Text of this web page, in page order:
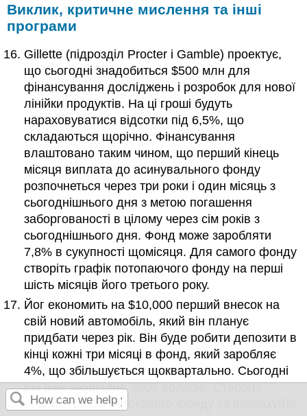
Виклик, критичне мислення та інші
програми
Gillette (підрозділ Procter і Gamble) проектує,
що сьогодні знадобиться $500 млн для
фінансування досліджень і розробок для нової
лінійки продуктів. На ці гроші будуть
нараховуватися відсотки під 6,5%, що
складаються щорічно. Фінансування
влаштовано таким чином, що перший кінець
місяця виплата до асинувального фонду
розпочнеться через три роки і один місяць з
сьогоднішнього дня з метою погашення
заборгованості в цілому через сім років з
сьогоднішнього дня. Фонд може заробляти
7,8% в сукупності щомісяця. Для самого фонду
створіть графік потопаючого фонду на перші
шість місяців його третього року.
Йог економить на $10,000 перший внесок на
свій новий автомобіль, який він планує
придбати через рік. Він буде робити депозити в
кінці кожні три місяці в фонд, який заробляє
4%, що збільшується щоквартально. Сьогодні
він вже заощадив 3000 доларів. Створіть
повний графік потокового фонду та розрахуйте